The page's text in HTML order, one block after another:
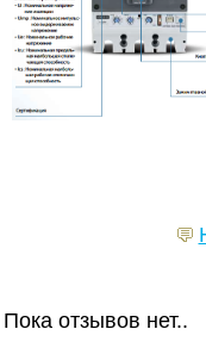
Пока отзывов нет..